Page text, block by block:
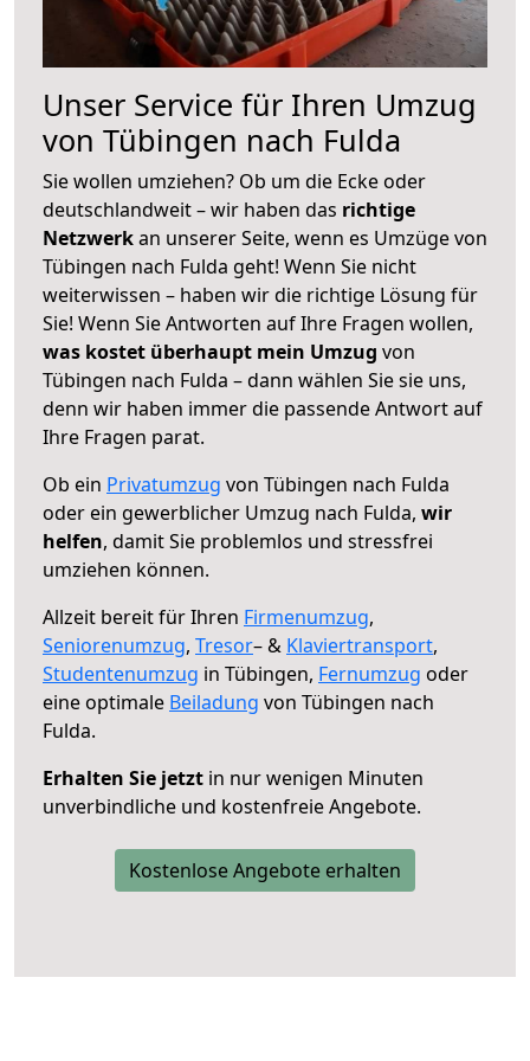
Unser Service für Ihren Umzug
von Tübingen nach Fulda
Sie wollen umziehen? Ob um die Ecke oder
deutschlandweit – wir haben das richtige
Netzwerkan unserer Seite, wenn es Umzüge von
Tübingen nach Fulda geht! Wenn Sie nicht
weiterwissen – haben wir die richtige Lösung für
Sie! Wenn Sie Antworten auf Ihre Fragen wollen,
was kostet überhaupt mein Umzug von
Tübingen nach Fulda – dann wählen Sie sie uns,
denn wir haben immer die passende Antwort auf
Ihre Fragen parat.
Ob ein Privatumzug von Tübingen nach Fulda
oder ein gewerblicher Umzug nach Fulda, wir
helfen, damit Sie problemlos und stressfrei
umziehen können.
Allzeit bereit für Ihren Firmenumzug,
Seniorenumzug, Tresor– & Klaviertransport,
Studentenumzug in Tübingen, Fernumzug oder
eine optimale Beiladung von Tübingen nach
Fulda.
Erhalten Sie jetzt in nur wenigen Minuten
unverbindliche und kostenfreie Angebote.
Kostenlose Angebote erhalten